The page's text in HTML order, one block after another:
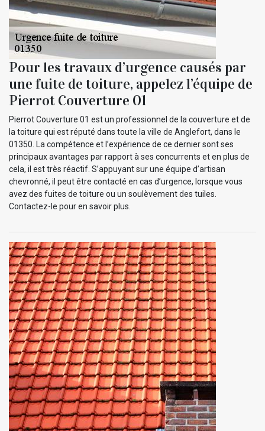
Pour les travaux d’urgence causés par
une fuite de toiture, appelez l’équipe de
Pierrot Couverture 01
Pierrot Couverture 01 est un professionnel de la couverture et de
la toiture qui est réputé dans toute la ville de Anglefort, dans le
01350. La compétence et l’expérience de ce dernier sont ses
principaux avantages par rapport à ses concurrents et en plus de
cela, il est très réactif. S’appuyant sur une équipe d’artisan
chevronné, il peut être contacté en cas d’urgence, lorsque vous
avez des fuites de toiture ou un soulèvement des tuiles.
Contactez-le pour en savoir plus.